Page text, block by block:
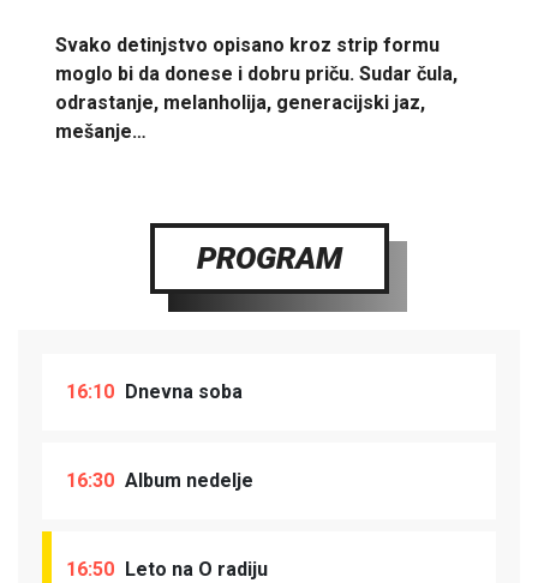
Svako detinjstvo opisano kroz strip formu
moglo bi da donese i dobru priču. Sudar čula,
odrastanje, melanholija, generacijski jaz,
mešanje…
PROGRAM
16:10 Dnevna soba
16:30 Album nedelje
16:50 Leto na O radiju